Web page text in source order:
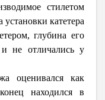
стилетом
катетера
глубина его
не отличались у
оценивался как
находился в